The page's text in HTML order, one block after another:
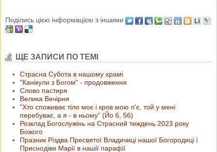
Поділись цією інформацією з іншими
ЩЕ ЗАПИСИ ПО ТЕМІ
Страсна Субота в нашому храмі
"Канікули з Богом" - продовження
Слово пастиря
Велика Вечірня
"Хто споживає тіло моє і кров мою п'є, той у мені
перебуває, а я - в ньому" (Йо 6, 56)
Розклад Богослужінь на Страсний тиждень 2023 року
Божого
Празник Різдва Пресвятої Владичиці нашої Богородиці і
Приснодіви Марії в нашії парафії